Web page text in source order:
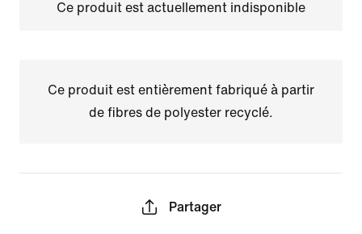
Ce produit est actuellement indisponible
Ce produit est entièrement fabriqué à partir
de fibres de polyester recyclé.
Partager